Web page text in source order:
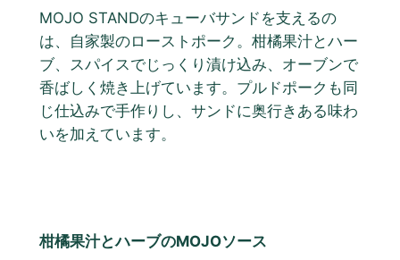
MOJO STANDのキューバサンドを支えるの
は、自家製のローストポーク。柑橘果汁とハー
ブ、スパイスでじっくり漬け込み、オーブンで
香ばしく焼き上げています。プルドポークも同
じ仕込みで手作りし、サンドに奥行きある味わ
いを加えています。
柑橘果汁とハーブのMOJOソース